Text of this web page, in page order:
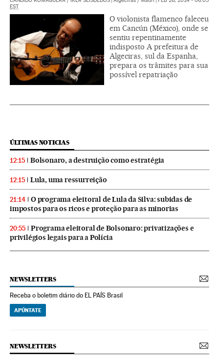
EST
O violonista flamenco faleceu
em Cancún (México), onde se
sentiu repentinamente
indisposto A prefeitura de
Algeciras, sul da Espanha,
prepara os trâmites para sua
possível repatriação
ÚLTIMAS NOTICIAS
12:15 Bolsonaro, a destruição como estratégia
12:15 Lula, uma ressurreição
21:14
O programa eleitoral de Lula da Silva: subidas de
impostos para os ricos e proteção para as minorias
20:55
Programa eleitoral de Bolsonaro: privatizações e
privilégios legais para a Polícia
NEWSLETTERS
Receba o boletim diário do EL PAÍS Brasil
APÚNTATE
NEWSLETTERS